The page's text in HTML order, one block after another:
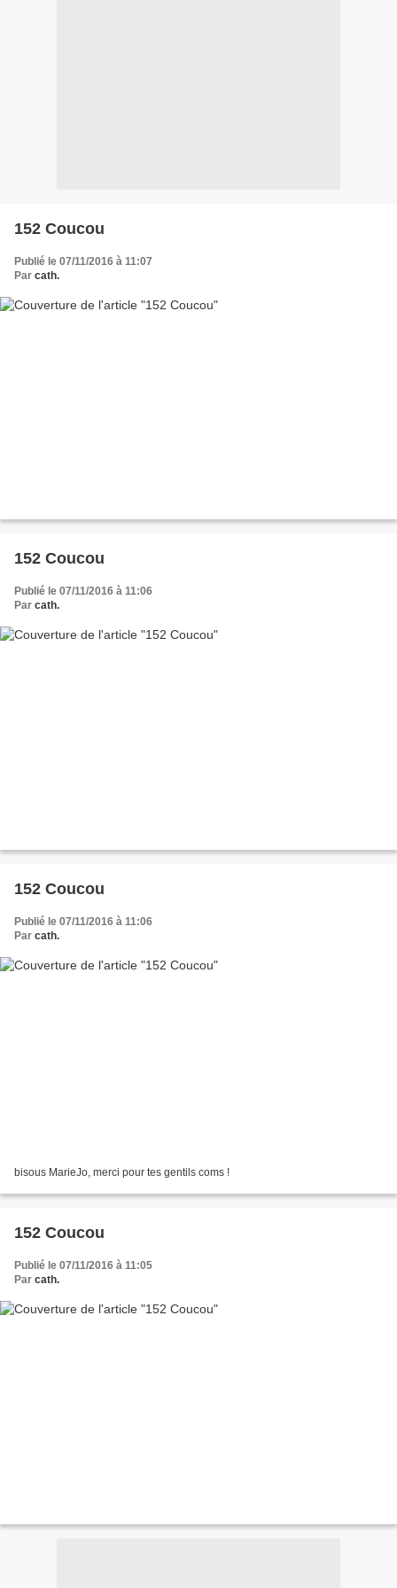
152 Coucou
Publié le 07/11/2016 à 11:07
Par cath.
152 Coucou
Publié le 07/11/2016 à 11:06
Par cath.
152 Coucou
Publié le 07/11/2016 à 11:06
Par cath.
bisous MarieJo, merci pour tes gentils coms !
152 Coucou
Publié le 07/11/2016 à 11:05
Par cath.